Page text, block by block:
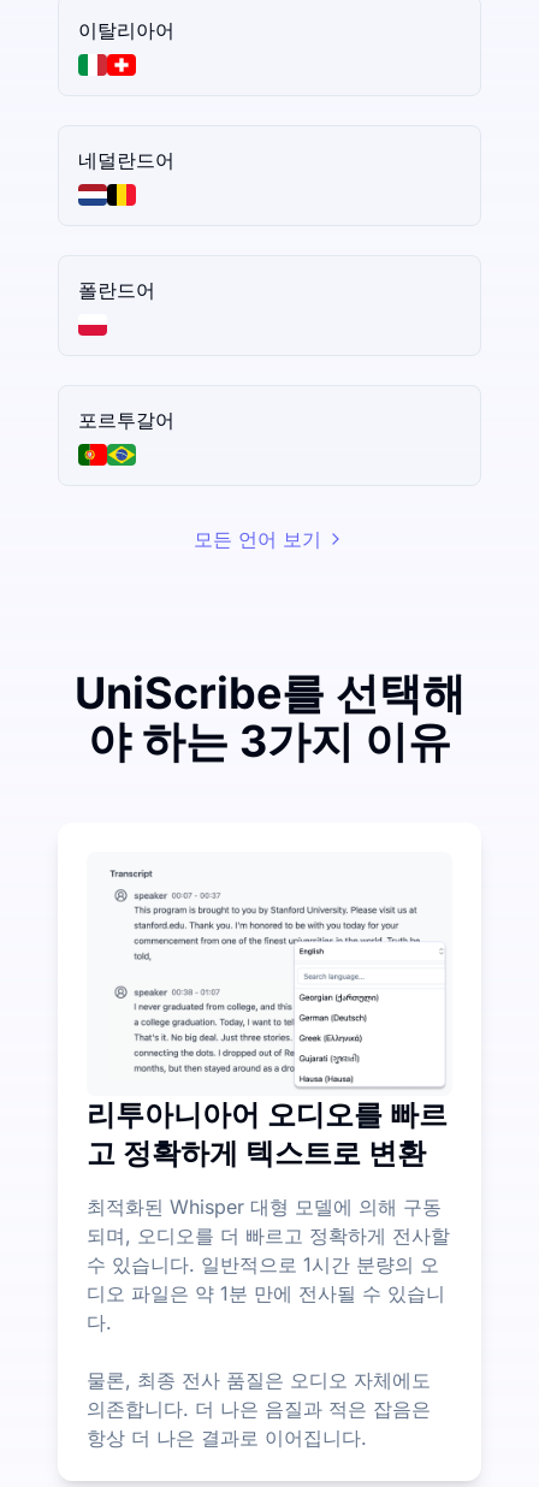
이탈리아어
네덜란드어
폴란드어
포르투갈어
모든 언어 보기
UniScribe를 선택해
야 하는 3가지 이유
UniScribe는 매달 120분의 무료 전사 서비스를 제공
오디오-텍스트를 넘어선 추가 AI 기능 사용 가능
오디오 및 비디오 파일에서 자동으로 요약, 마인드 맵
리투아니아어 오디오를 빠르
고 정확하게 텍스트로 변환
최적화된 Whisper 대형 모델에 의해 구동
되며, 오디오를 더 빠르고 정확하게 전사할
수 있습니다. 일반적으로 1시간 분량의 오
디오 파일은 약 1분 만에 전사될 수 있습니
다.
물론, 최종 전사 품질은 오디오 자체에도
의존합니다. 더 나은 음질과 적은 잡음은
항상 더 나은 결과로 이어집니다.